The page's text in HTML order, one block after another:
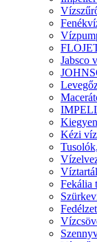
Jabsco
Kézi
Fekália